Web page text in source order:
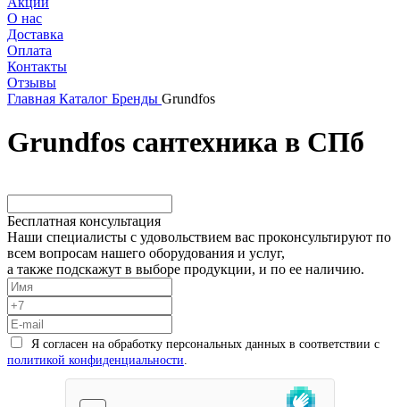
О нас
Доставка
Оплата
Контакты
Отзывы
Главная Каталог Бренды Grundfos
Grundfos сантехника в СПб
Бесплатная консультация
Наши специалисты с удовольствием вас проконсультируют по
всем вопросам нашего оборудования и услуг,
а также подскажут в выборе продукции, и по ее наличию.
Я согласен на обработку персональных данных в соответствии с
политикой конфиденциальности